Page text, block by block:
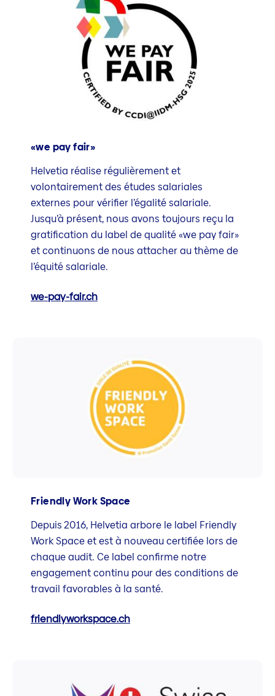
«we pay fair»
Helvetia réalise régulièrement et
volontairement des études salariales
externes pour vérifier l’égalité salariale.
Jusqu’à présent, nous avons toujours reçu la
gratification du label de qualité «we pay fair»
et continuons de nous attacher au thème de
l’équité salariale.
we-pay-fair.ch
Friendly Work Space
Depuis 2016, Helvetia arbore le label Friendly
Work Space et est à nouveau certifiée lors de
chaque audit. Ce label confirme notre
engagement continu pour des conditions de
travail favorables à la santé.
friendlyworkspace.ch